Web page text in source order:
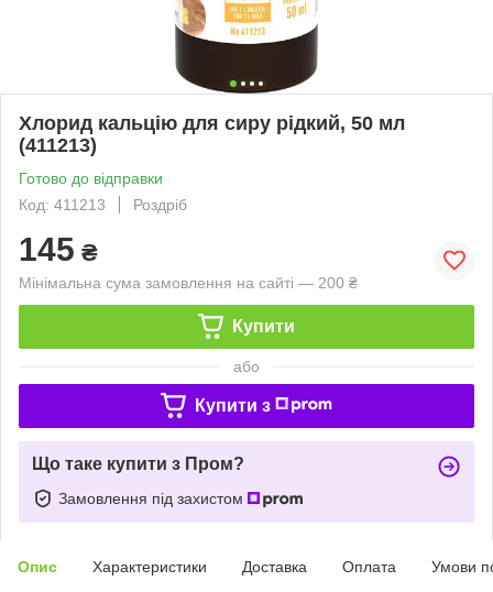
Хлорид кальцію для сиру рідкий, 50 мл
(411213)
Готово до відправки
Код: 411213
Роздріб
145 ₴
Мінімальна сума замовлення на сайті — 200 ₴
Купити
або
Купити з
Що таке купити з Пром?
Замовлення під захистом
Опис Характеристики Доставка Оплата Умови